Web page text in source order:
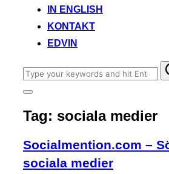
IN ENGLISH
KONTAKT
EDVIN
Search
for:
Toggle
&
navigation
Tag: sociala medier
Socialmention.com –
sociala medier